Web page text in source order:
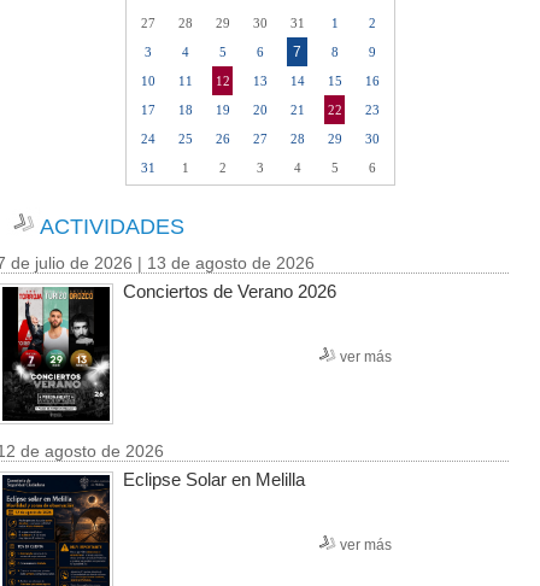
27 28 29 30 31 1
2
3
4 5 6 7 8
9
10
11 12 13 14 15
16
17
18 19 20 21 22
23
24
25 26 27 28 29
30
31
1 2 3 4 5 6
ACTIVIDADES
de julio de 2026 | 13 de agosto de 2026
Conciertos de Verano 2026
ver más
de agosto de 2026
Eclipse Solar en Melilla
ver más